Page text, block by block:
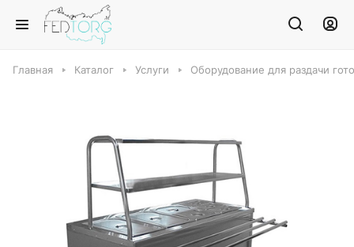
Главная Каталог Услуги Оборудование для раздачи